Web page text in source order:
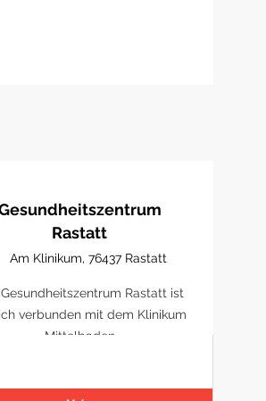
Rastatt
Am Klinikum, 76437 Rastatt
Rastatt ist
verbunden mit dem Klinikum
Mittelbaden